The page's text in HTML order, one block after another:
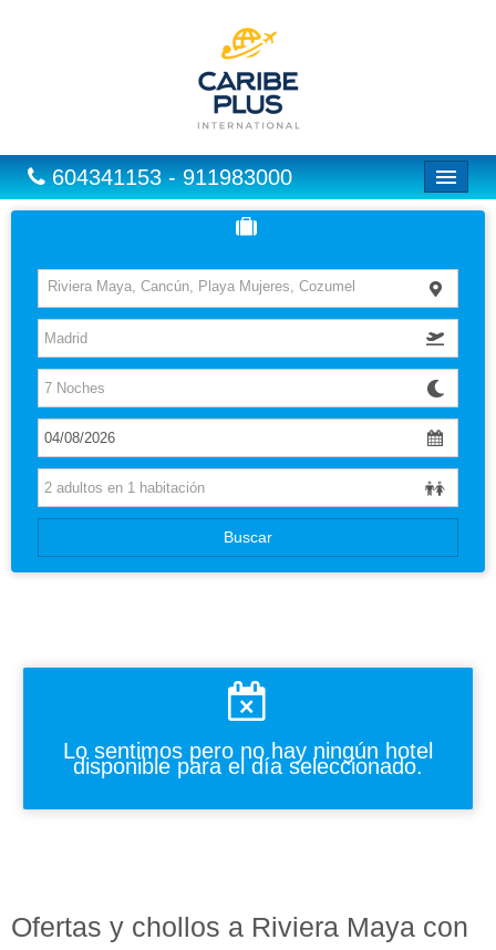
604341153 - 911983000
Vuelos
Hoteles
Excursiones
Vuelo + Hotel
Europa
Paquetes
Baleares
Riviera Maya, Cancún, Playa Mujeres, Cozumel
Buscar
Lo sentimos pero no hay ningún hotel
disponible para el día seleccionado.
Ofertas y chollos a Riviera Maya con